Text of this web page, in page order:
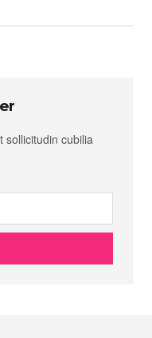
sollicitudin cubilia